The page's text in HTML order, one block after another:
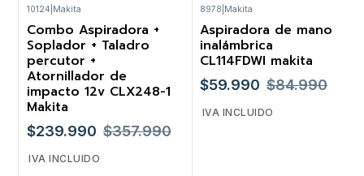
-33%
10124 Makita
Combo Aspiradora +
Soplador + Taladro
percutor +
Atornillador de
impacto 12v CLX248-1
Makita
$239.990 $357.990
IVA INCLUIDO
-29%
8978 Makita
Aspiradora de mano
inalámbrica
CL114FDWI makita
$59.990 $84.990
IVA INCLUIDO